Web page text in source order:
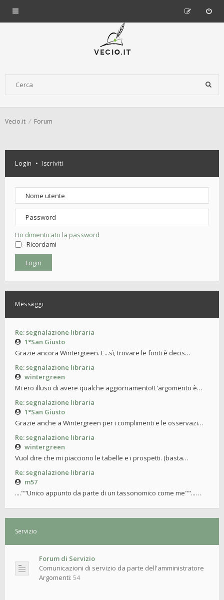
Vecio.it Forum
Login • Iscriviti
Ho dimenticato la password
Ricordami
Messaggi
Re: segnalazione libraria
1°San Giusto
Grazie ancora Wintergreen. E...sì, trovare le fonti è decis…
Re: segnalazione libraria
wintergreen
Mi ero illuso di avere qualche aggiornamento!L'argomento è…
Re: segnalazione libraria
1°San Giusto
Grazie anche a Wintergreen per i complimenti e le osservazi…
Re: segnalazione libraria
wintergreen
Vuol dire che mi piacciono le tabelle e i prospetti. (basta…
Re: segnalazione libraria
m57
....""Unico appunto da parte di un tassonomico come me""...…
Servizio
Forum di Servizio
Comunicazioni di servizio da parte dell'amministratore
Argomenti: 54